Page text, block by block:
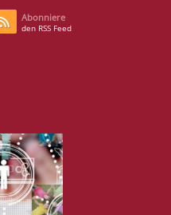
Abonniere
den RSS Feed